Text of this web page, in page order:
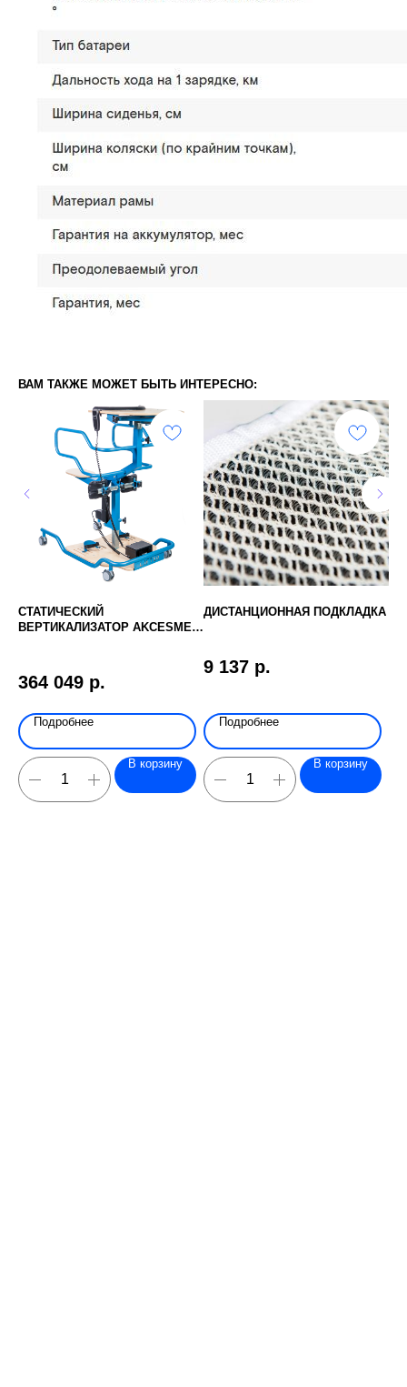
ВАМ ТАКЖЕ МОЖЕТ БЫТЬ ИНТЕРЕСНО:
СТАТИЧЕСКИЙ
ВЕРТИКАЛИЗАТОР AKCESMED
364 049 р.
Подробнее
В корзину
ДИСТАНЦИОННАЯ ПОДКЛАДКА
9 137 р.
Подробнее
В корзину